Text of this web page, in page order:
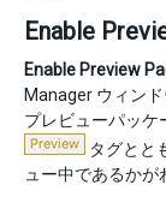
Enable
Enable Preview
Manager ウィンド
プレビューパッケ
タグとと
ュー中であるかが